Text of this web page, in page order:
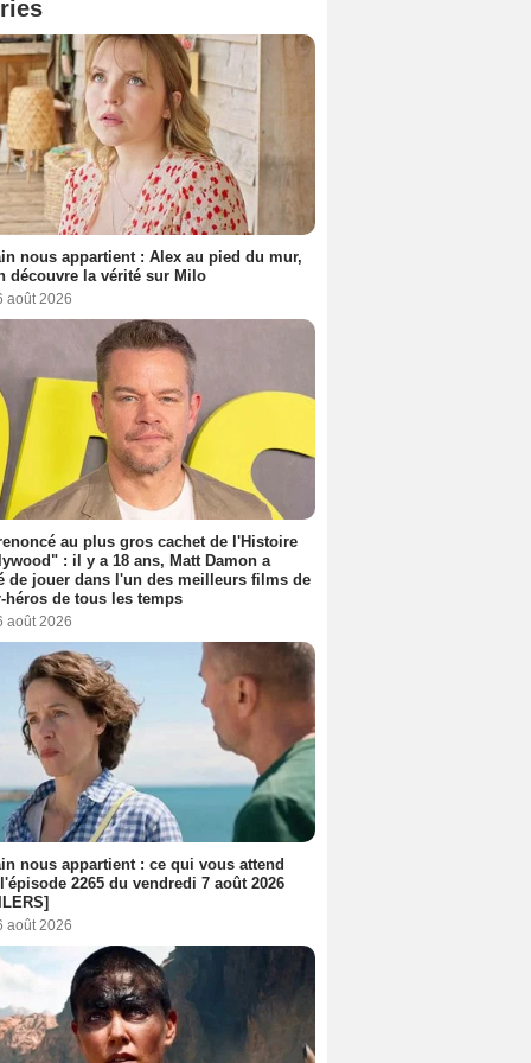
nous appartient : Alex au pied du mur,
découvre la vérité sur Milo
août 2026
au plus gros cachet de l'Histoire
: il y a 18 ans, Matt Damon a
de jouer dans l'un des meilleurs films de
héros de tous les temps
août 2026
nous appartient : ce qui vous attend
2265 du vendredi 7 août 2026
août 2026